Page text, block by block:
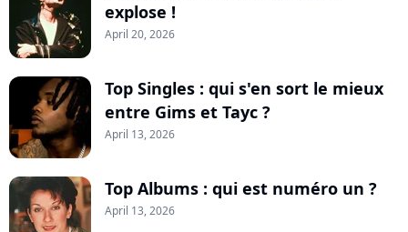
explose !
April 20, 2026
Top Singles : qui s'en sort le mieux
entre Gims et Tayc ?
April 13, 2026
Top Albums : qui est numéro un ?
April 13, 2026